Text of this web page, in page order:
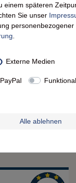
einem späteren
Sie unser
personenbezogener
Externe Medien
PayPal Funktional
Alle ablehnen